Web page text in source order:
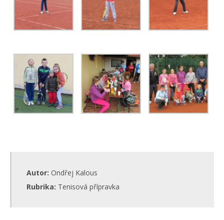
Autor: Ondřej Kalous
Rubrika: Tenisová přípravka